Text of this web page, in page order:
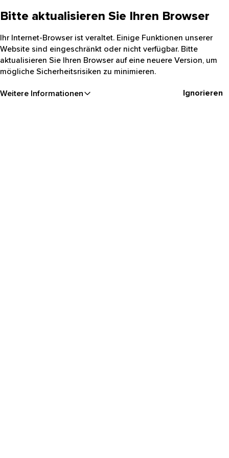
Bitte aktualisieren Sie Ihren Browser
Ihr Internet-Browser ist veraltet. Einige Funktionen unserer
Website sind eingeschränkt oder nicht verfügbar. Bitte
aktualisieren Sie Ihren Browser auf eine neuere Version, um
mögliche Sicherheitsrisiken zu minimieren.
Weitere Informationen Ignorieren